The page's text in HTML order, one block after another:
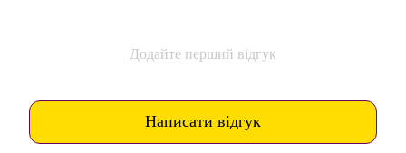
Додайте перший відгук
Написати відгук